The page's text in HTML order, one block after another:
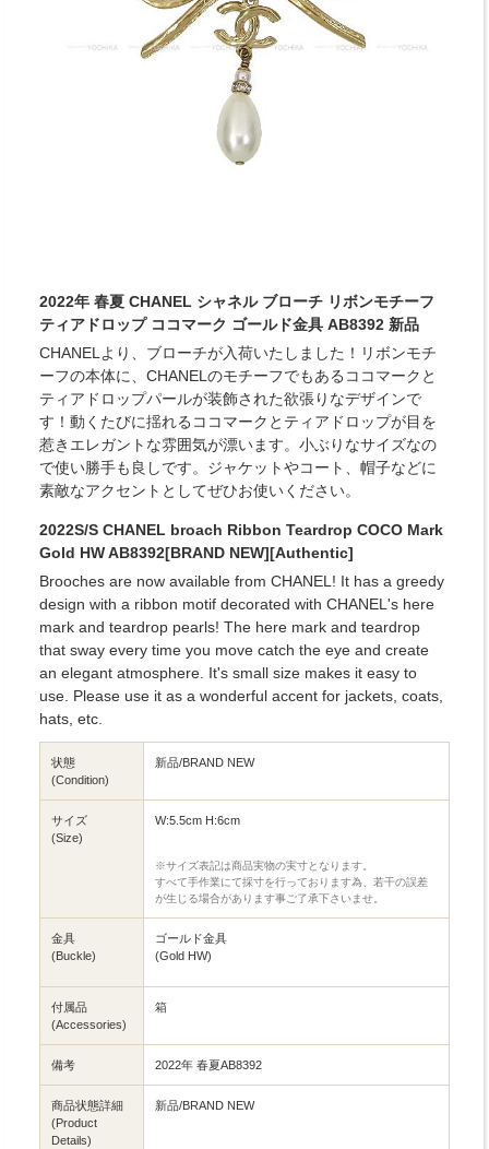
2022年 春夏 CHANEL シャネル ブローチ リボンモチーフ
ティアドロップ ココマーク ゴールド金具 AB8392 新品
CHANELより、ブローチが入荷いたしました！リボンモチ
ーフの本体に、CHANELのモチーフでもあるココマークと
ティアドロップパールが装飾された欲張りなデザインで
す！動くたびに揺れるココマークとティアドロップが目を
惹きエレガントな雰囲気が漂います。小ぶりなサイズなの
で使い勝手も良しです。ジャケットやコート、帽子などに
素敵なアクセントとしてぜひお使いください。
2022S/S CHANEL broach Ribbon Teardrop COCO Mark
Gold HW AB8392[BRAND NEW][Authentic]
Brooches are now available from CHANEL! It has a greedy
design with a ribbon motif decorated with CHANEL's here
mark and teardrop pearls! The here mark and teardrop
that sway every time you move catch the eye and create
an elegant atmosphere. It's small size makes it easy to
use. Please use it as a wonderful accent for jackets, coats,
hats, etc.
状態
(Condition)
新品/BRAND NEW
サイズ
(Size)
W:5.5cm H:6cm
※サイズ表記は商品実物の実寸となります。
すべて手作業にて採寸を行っております為、若干の誤差
が生じる場合があります事ご了承下さいませ。
金具
(Buckle)
ゴールド金具
(Gold HW)
付属品
(Accessories)
箱
備考 2022年 春夏AB8392
商品状態詳細
(Product
Details)
新品/BRAND NEW